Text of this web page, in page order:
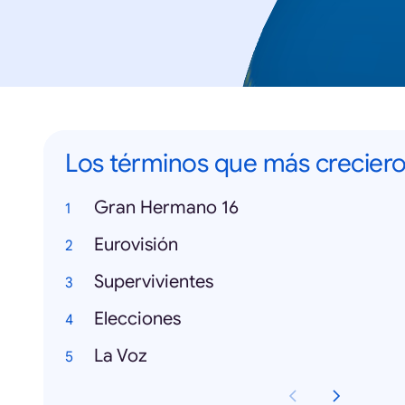
Los términos que más
Gran Hermano 16
Eurovisión
Supervivientes
Elecciones
La Voz